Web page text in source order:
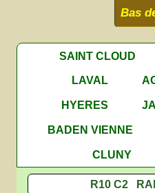
Bas
SAINT CLOUD
LAVAL
HYERES
BADEN VIENNE
CLUNY
R10 C2